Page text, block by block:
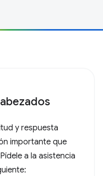
y respuesta
importante que
a la asistencia